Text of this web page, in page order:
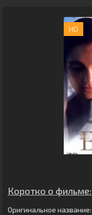
HD
Коротко о фильме:
Оригинальное название: